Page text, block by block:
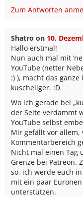
Zum Antworten
Shatro on 10.
Hallo erstmal!
Nun auch mal mit
YouTube (netter
:) ), macht das
kuscheliger. :D
Wo ich gerade bei
der Seite verdammt
YouTube selbst
Mir gefällt vor allem,
Kommentarbereich
Nicht mal einen Tag
Grenze bei Patreon.
so, ich werde euch
mit ein paar
unterstützen.